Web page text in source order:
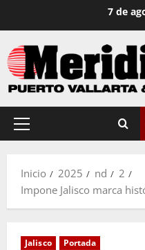
contenido
7 de
Menú
Inicio 2025 nd
2
Impone Jalisco marca
Jalisco Portada